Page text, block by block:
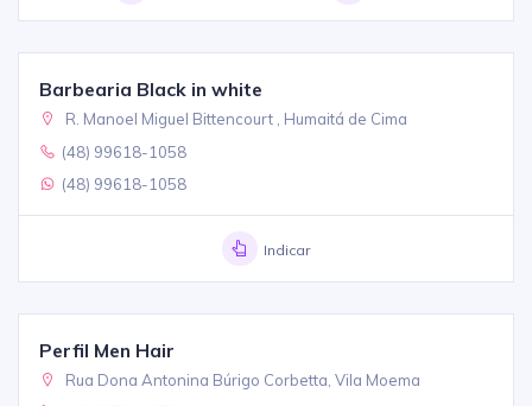
Barbearia Black in white
R. Manoel Miguel Bittencourt , Humaitá de Cima
(48) 99618-1058
(48) 99618-1058
Indicar
Perfil Men Hair
Rua Dona Antonina Búrigo Corbetta, Vila Moema